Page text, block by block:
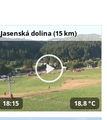
Jasenská dolina (15 km)
18:15 18,8 °C